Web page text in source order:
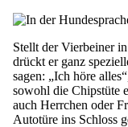
Stellt der Vierbeiner
drückt er ganz
sagen: „Ich höre
sowohl die Chipstüte
auch Herrchen oder
Autotüre ins Schloss